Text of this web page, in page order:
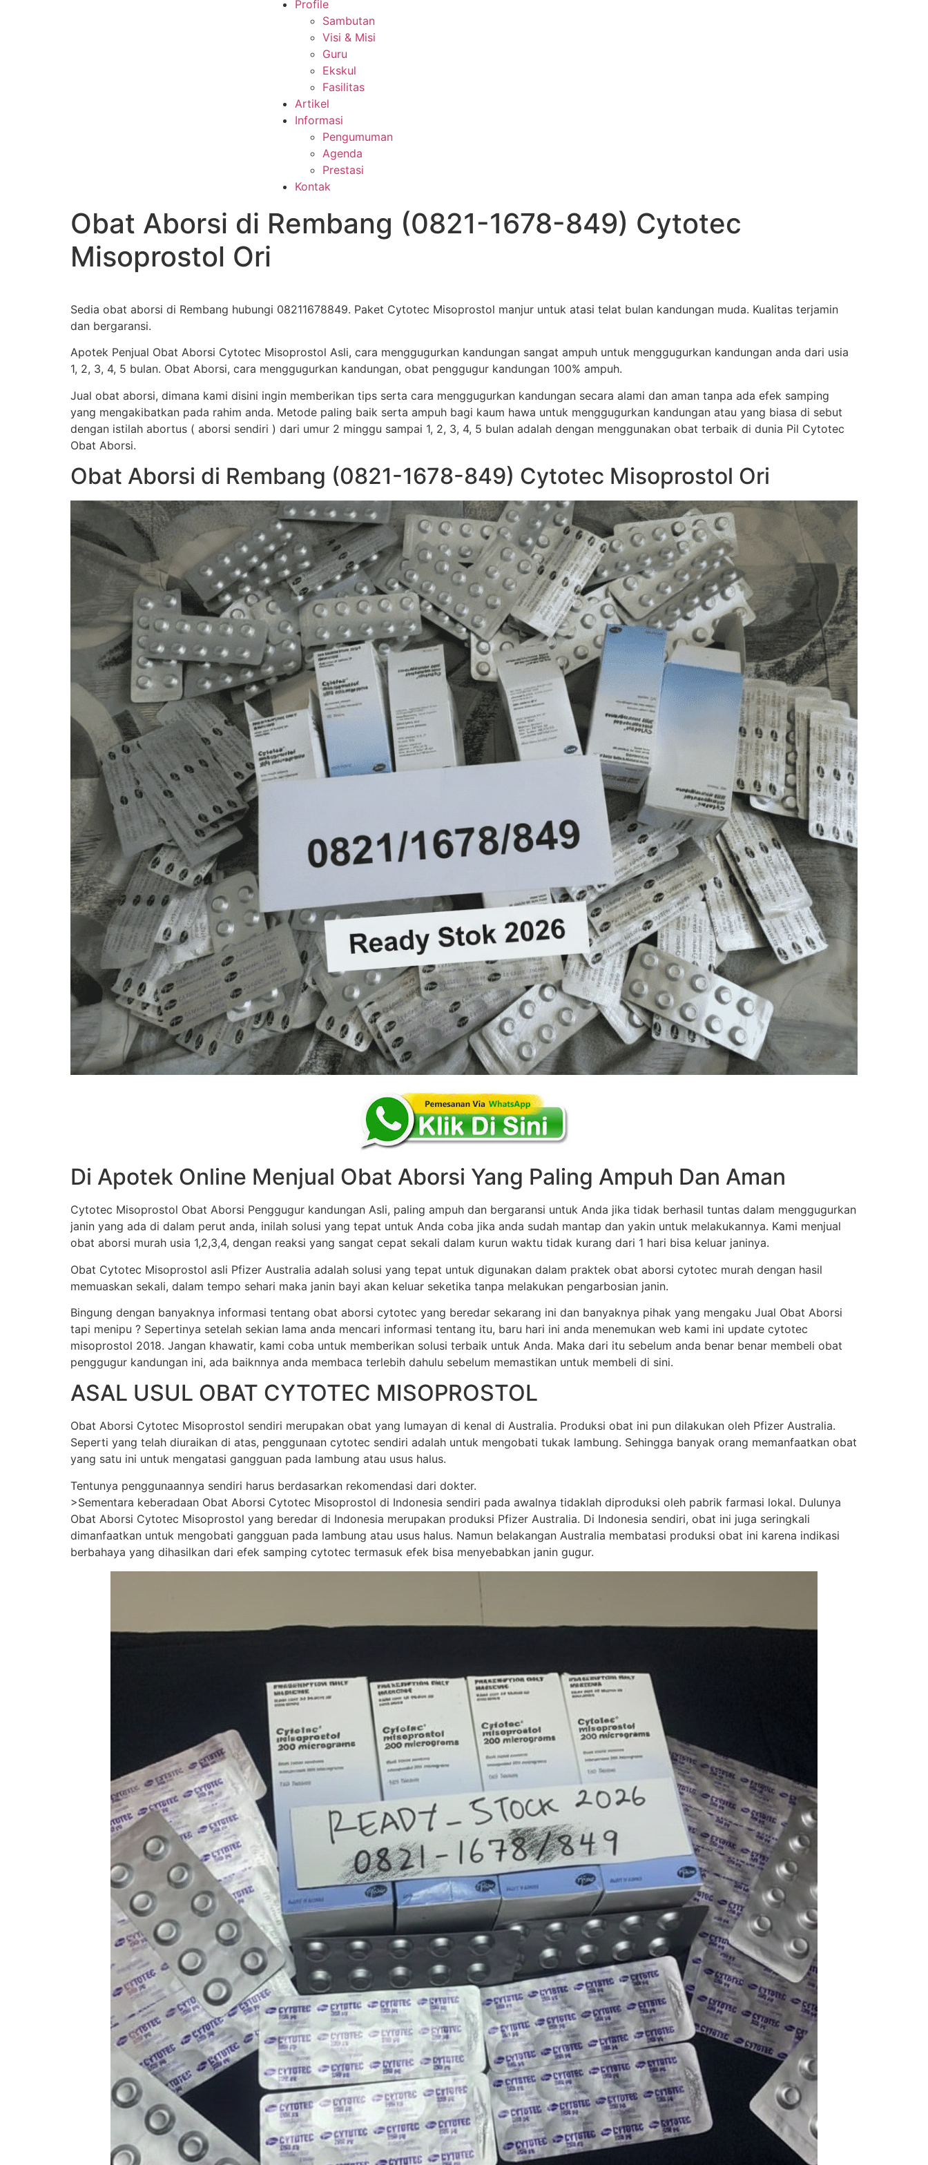
Profile
Sambutan
Visi & Misi
Guru
Ekskul
Fasilitas
Artikel
Informasi
Pengumuman
Agenda
Prestasi
Kontak
Obat Aborsi di Rembang (0821-1678-849) Cytotec
Misoprostol Ori
Sedia obat aborsi di Rembang hubungi 08211678849. Paket Cytotec Misoprostol manjur untuk atasi telat bulan kandungan muda. Kualitas terjamin
dan bergaransi.
Apotek Penjual Obat Aborsi Cytotec Misoprostol Asli, cara menggugurkan kandungan sangat ampuh untuk menggugurkan kandungan anda dari usia
1, 2, 3, 4, 5 bulan. Obat Aborsi, cara menggugurkan kandungan, obat penggugur kandungan 100% ampuh.
Jual obat aborsi, dimana kami disini ingin memberikan tips serta cara menggugurkan kandungan secara alami dan aman tanpa ada efek samping
yang mengakibatkan pada rahim anda. Metode paling baik serta ampuh bagi kaum hawa untuk menggugurkan kandungan atau yang biasa di sebut
dengan istilah abortus ( aborsi sendiri ) dari umur 2 minggu sampai 1, 2, 3, 4, 5 bulan adalah dengan menggunakan obat terbaik di dunia Pil Cytotec
Obat Aborsi.
Obat Aborsi di Rembang (0821-1678-849) Cytotec Misoprostol Ori
Di Apotek Online Menjual Obat Aborsi Yang Paling Ampuh Dan Aman
Cytotec Misoprostol Obat Aborsi Penggugur kandungan Asli, paling ampuh dan bergaransi untuk Anda jika tidak berhasil tuntas dalam menggugurkan
janin yang ada di dalam perut anda, inilah solusi yang tepat untuk Anda coba jika anda sudah mantap dan yakin untuk melakukannya. Kami menjual
obat aborsi murah usia 1,2,3,4, dengan reaksi yang sangat cepat sekali dalam kurun waktu tidak kurang dari 1 hari bisa keluar janinya.
Obat Cytotec Misoprostol asli Pfizer Australia adalah solusi yang tepat untuk digunakan dalam praktek obat aborsi cytotec murah dengan hasil
memuaskan sekali, dalam tempo sehari maka janin bayi akan keluar seketika tanpa melakukan pengarbosian janin.
Bingung dengan banyaknya informasi tentang obat aborsi cytotec yang beredar sekarang ini dan banyaknya pihak yang mengaku Jual Obat Aborsi
tapi menipu ? Sepertinya setelah sekian lama anda mencari informasi tentang itu, baru hari ini anda menemukan web kami ini update cytotec
misoprostol 2018. Jangan khawatir, kami coba untuk memberikan solusi terbaik untuk Anda. Maka dari itu sebelum anda benar benar membeli obat
penggugur kandungan ini, ada baiknnya anda membaca terlebih dahulu sebelum memastikan untuk membeli di sini.
ASAL USUL OBAT CYTOTEC MISOPROSTOL
Obat Aborsi Cytotec Misoprostol sendiri merupakan obat yang lumayan di kenal di Australia. Produksi obat ini pun dilakukan oleh Pfizer Australia.
Seperti yang telah diuraikan di atas, penggunaan cytotec sendiri adalah untuk mengobati tukak lambung. Sehingga banyak orang memanfaatkan obat
yang satu ini untuk mengatasi gangguan pada lambung atau usus halus.
Tentunya penggunaannya sendiri harus berdasarkan rekomendasi dari dokter.
>Sementara keberadaan Obat Aborsi Cytotec Misoprostol di Indonesia sendiri pada awalnya tidaklah diproduksi oleh pabrik farmasi lokal. Dulunya
Obat Aborsi Cytotec Misoprostol yang beredar di Indonesia merupakan produksi Pfizer Australia. Di Indonesia sendiri, obat ini juga seringkali
dimanfaatkan untuk mengobati gangguan pada lambung atau usus halus. Namun belakangan Australia membatasi produksi obat ini karena indikasi
berbahaya yang dihasilkan dari efek samping cytotec termasuk efek bisa menyebabkan janin gugur.